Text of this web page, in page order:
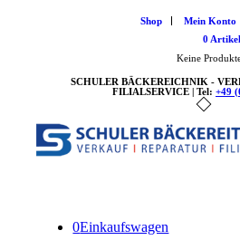
Shop Mein Konto
0
Keine
SCHULER BÄCKEREICHNIK -
FILIALSERVICE | Tel: +49
0Einkaufswagen